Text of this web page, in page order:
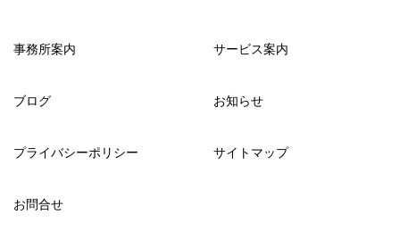
事務所案内 サービス案内
ブログ お知らせ
プライバシーポリシー サイトマップ
お問合せ